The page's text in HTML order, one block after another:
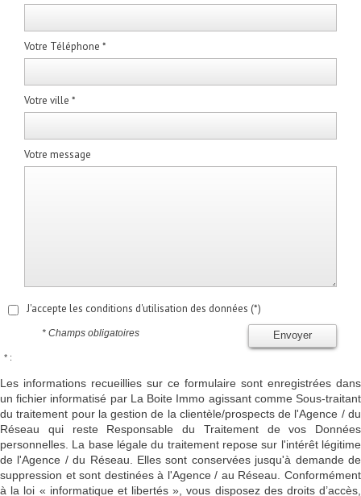
Votre Téléphone *
Votre ville *
Votre message
J'accepte les conditions d'utilisation des données (*)
Envoyer
* Champs obligatoires
* :
Les informations recueillies sur ce formulaire sont enregistrées dans
un fichier informatisé par La Boite Immo agissant comme Sous-traitant
du traitement pour la gestion de la clientèle/prospects de l'Agence / du
Réseau qui reste Responsable du Traitement de vos Données
personnelles. La base légale du traitement repose sur l'intérêt légitime
de l'Agence / du Réseau. Elles sont conservées jusqu'à demande de
suppression et sont destinées à l'Agence / au Réseau. Conformément
à la loi « informatique et libertés », vous disposez des droits d’accès,